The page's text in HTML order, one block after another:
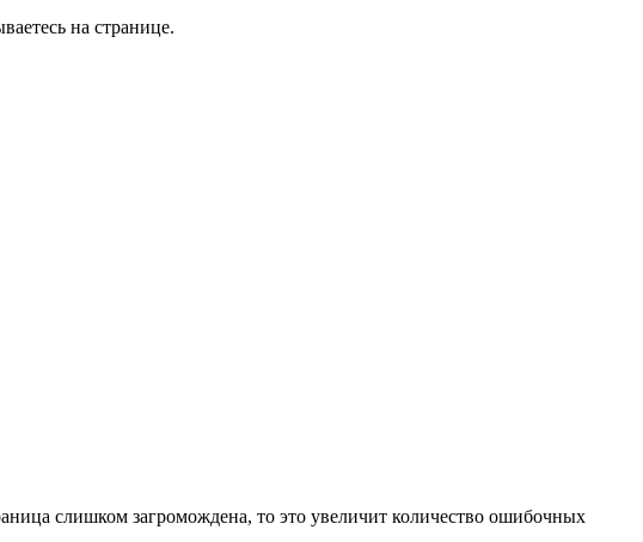
на странице.
слишком загромождена, то это увеличит количество ошибочных